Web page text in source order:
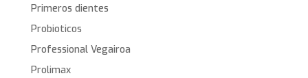
Primeros dientes
Probioticos
Professional Vegairoa
Prolimax